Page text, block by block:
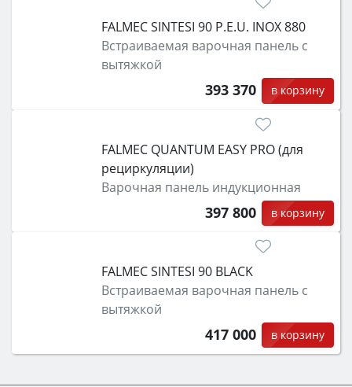
FALMEC SINTESI 90 P.E.U. INOX 880
Встраиваемая варочная панель с
вытяжкой
393 370 в корзину
FALMEC QUANTUM EASY PRO (для
рециркуляции)
Варочная панель индукционная
397 800 в корзину
FALMEC SINTESI 90 BLACK
Встраиваемая варочная панель с
вытяжкой
417 000 в корзину